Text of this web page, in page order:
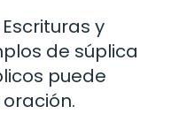
y
de súplica
puede